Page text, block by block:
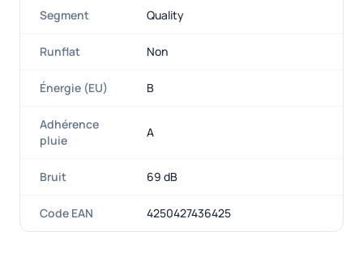
Segment Quality
Runflat Non
Énergie (EU) B
Adhérence
pluie
A
Bruit 69 dB
Code EAN 4250427436425